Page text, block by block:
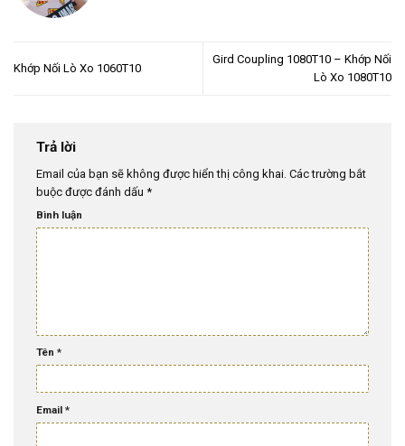
Khớp Nối Lò Xo 1060T10
Gird Coupling 1080T10 – Khớp Nối
Lò Xo 1080T10
Trả lời
Email của bạn sẽ không được hiển thị công khai. Các trường bắt
buộc được đánh dấu *
Bình luận
Tên *
Email *